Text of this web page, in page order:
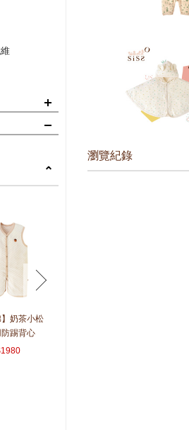
肌膚。
】奶茶小松
踢背心
next
瀏覽紀錄